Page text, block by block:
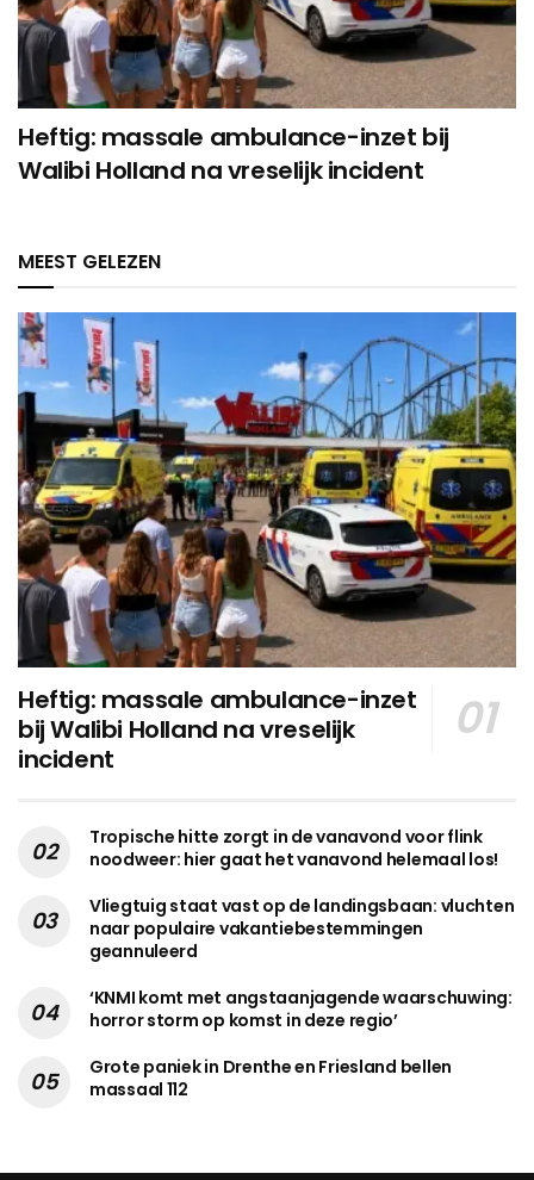
Heftig: massale ambulance-inzet bij
Walibi Holland na vreselijk incident
MEEST GELEZEN
Heftig: massale ambulance-inzet
bij Walibi Holland na vreselijk
incident
Tropische hitte zorgt in de vanavond voor flink
noodweer: hier gaat het vanavond helemaal los!
Vliegtuig staat vast op de landingsbaan: vluchten
naar populaire vakantiebestemmingen
geannuleerd
‘KNMI komt met angstaanjagende waarschuwing:
horror storm op komst in deze regio’
Grote paniek in Drenthe en Friesland bellen
massaal 112